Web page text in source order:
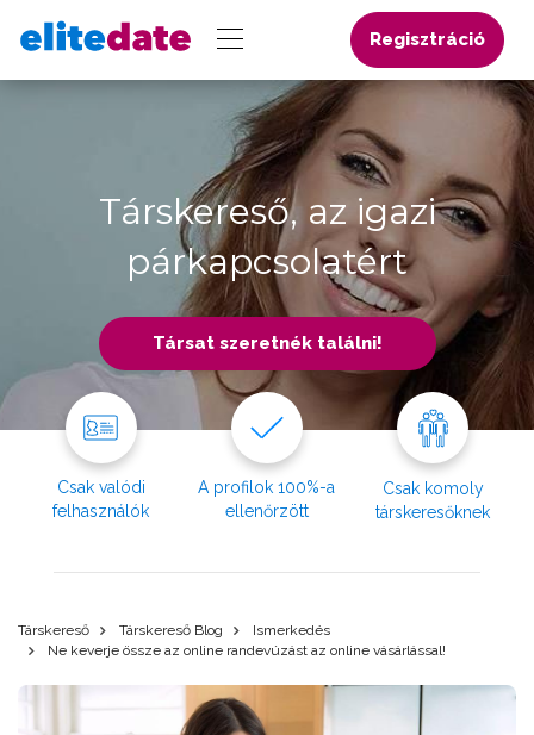
Regisztráció
Társkereső, az igazi
párkapcsolatért
Társat szeretnék találni!
Csak valódi
felhasználók
A profilok 100%-a
ellenőrzött
Csak komoly
társkeresőknek
Társkereső Társkereső Blog
Ismerkedés
Ne keverje össze az online randevúzást az online vásárlással!